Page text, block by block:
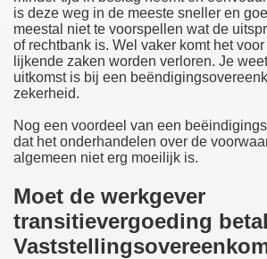
is deze weg in de meeste sneller en
meestal niet te voorspellen wat de
of rechtbank is. Wel vaker komt het
lijkende zaken worden verloren. Je
uitkomst is bij een
zekerheid.
Nog een voordeel van een
dat het onderhandelen over de
algemeen niet erg moeilijk is.
Moet de werkgever
transitievergoeding